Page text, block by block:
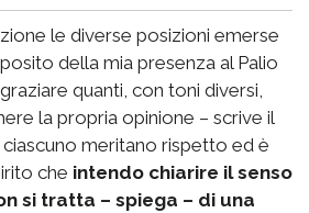
le diverse posizioni emerse
della mia presenza al Palio
quanti, con toni diversi,
la propria opinione – scrive il
meritano rispetto ed è
che intendo chiarire il senso
si tratta – spiega – di una